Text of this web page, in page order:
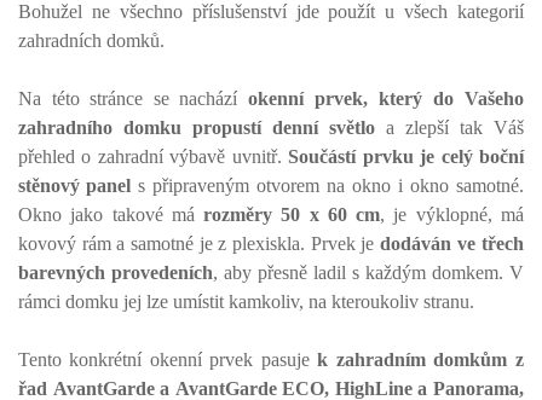
Bohužel ne všechno příslušenství jde použít u všech kategorií
zahradních domků.
Na této stránce se nachází okenní prvek, který do Vašeho
zahradního domku propustí denní světlo a zlepší tak Váš
přehled o zahradní výbavě uvnitř. Součástí prvku je celý boční
stěnový panel s připraveným otvorem na okno i okno samotné.
Okno jako takové má rozměry 50 x 60 cm, je výklopné, má
kovový rám a samotné je z plexiskla. Prvek je dodáván ve třech
barevných provedeních, aby přesně ladil s každým domkem. V
rámci domku jej lze umístit kamkoliv, na kteroukoliv stranu.
Tento konkrétní okenní prvek pasuje k zahradním domkům z
řad AvantGarde a AvantGarde ECO, HighLine a Panorama,